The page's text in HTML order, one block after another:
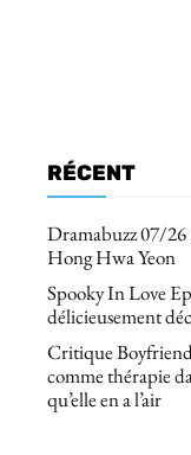
RÉCENT
Dramabuzz 07/
Hong Hwa Yeon
Spooky In Love
délicieusement
Critique
comme thérapie
qu’elle en a l’air